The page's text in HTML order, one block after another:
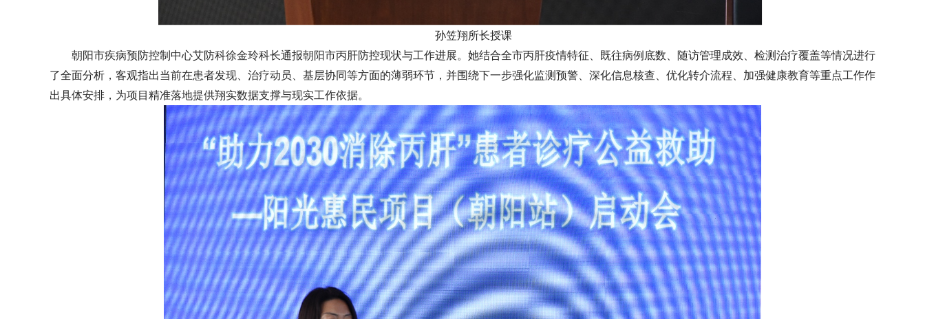
孙笠翔所长授课
朝阳市疾病预防控制中心艾防科徐金玲科长通报朝阳市丙肝防控现状与工作进展。她结合全市丙肝疫情特征、既往病例底数、随访管理成效、检测治疗覆盖等情况进行
了全面分析，客观指出当前在患者发现、治疗动员、基层协同等方面的薄弱环节，并围绕下一步强化监测预警、深化信息核查、优化转介流程、加强健康教育等重点工作作
出具体安排，为项目精准落地提供翔实数据支撑与现实工作依据。